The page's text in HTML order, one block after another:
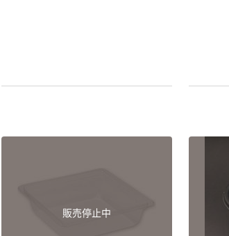
販売停止中